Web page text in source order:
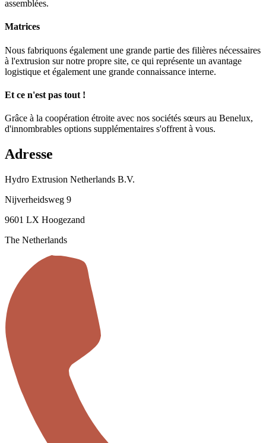
assemblées.
Matrices
Nous fabriquons également une grande partie des filières nécessaires
à l'extrusion sur notre propre site, ce qui représente un avantage
logistique et également une grande connaissance interne.
Et ce n'est pas tout !
Grâce à la coopération étroite avec nos sociétés sœurs au Benelux,
d'innombrables options supplémentaires s'offrent à vous.
Adresse
Hydro Extrusion Netherlands B.V.
Nijverheidsweg 9
9601 LX Hoogezand
The Netherlands